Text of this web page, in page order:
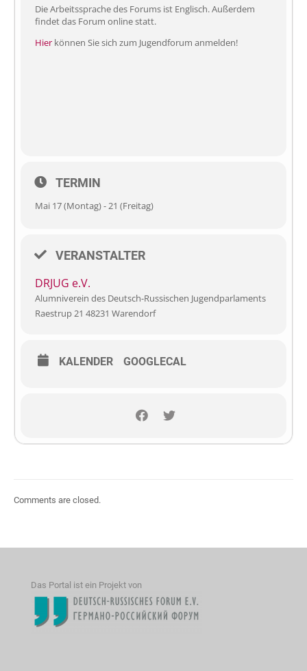
Die Arbeitssprache des Forums ist Englisch. Außerdem
findet das Forum online statt.
Hier können Sie sich zum Jugendforum anmelden!
TERMIN
Mai 17 (Montag) - 21 (Freitag)
VERANSTALTER
DRJUG e.V.
Alumniverein des Deutsch-Russischen Jugendparlaments
Raestrup 21 48231 Warendorf
KALENDER GOOGLECAL
Comments are closed.
Das Portal ist ein Projekt von